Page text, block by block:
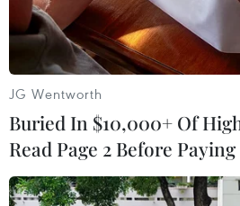
JG Wentworth
Buried In $10,000+ Of
Read Page 2 Before Paying